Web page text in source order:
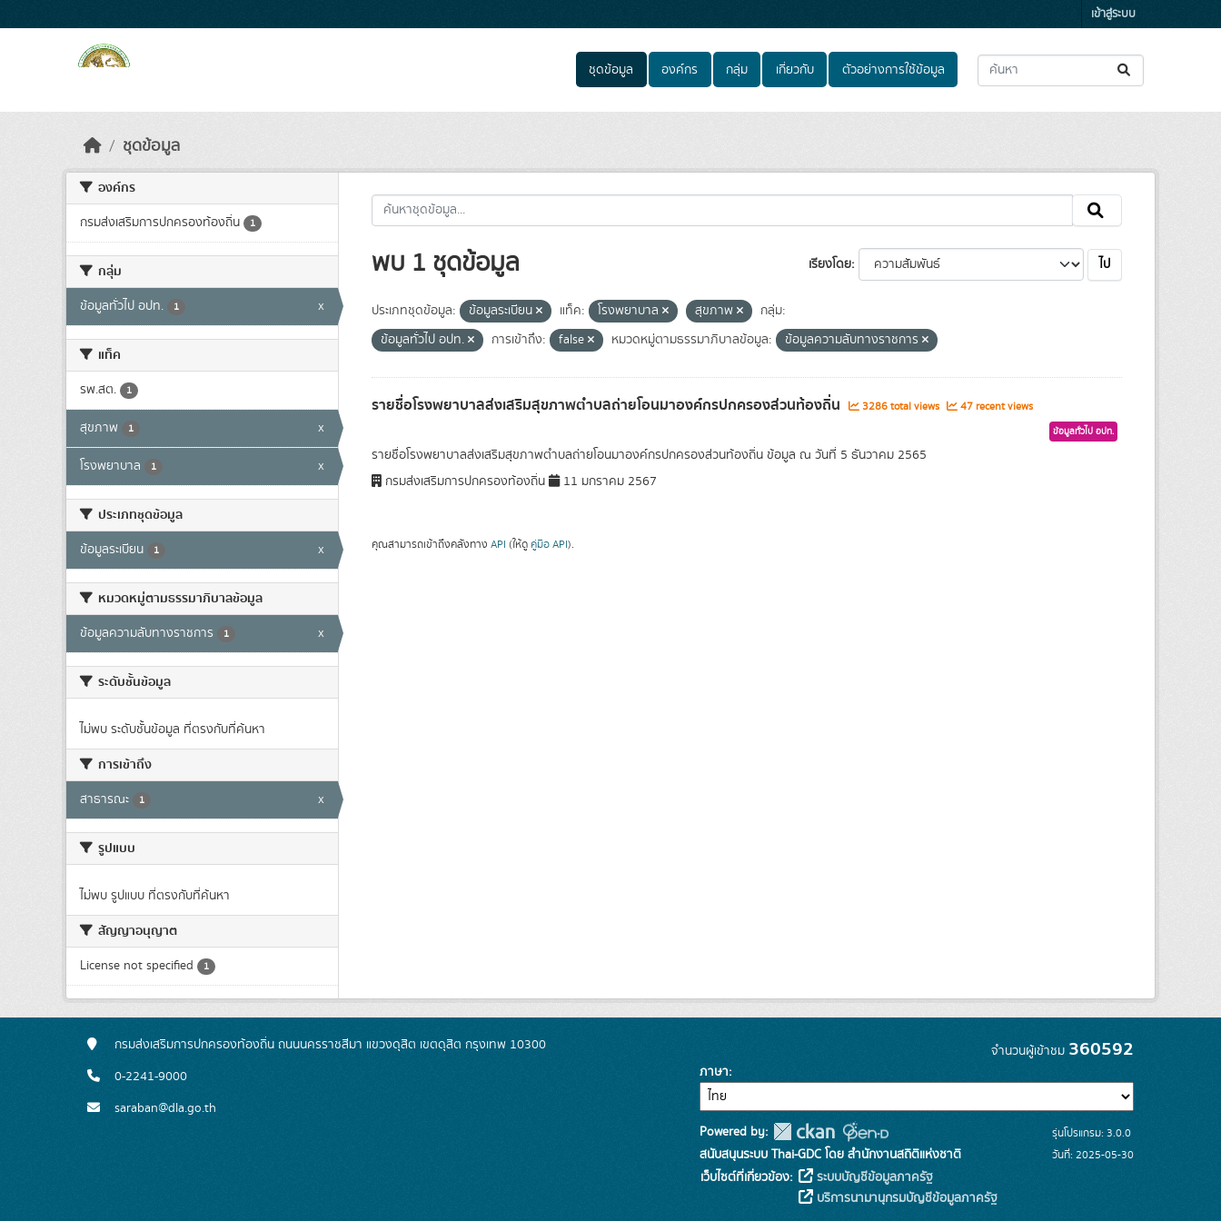
เข้าสู่ระบบ
ชุดข้อมูล องค์กร กลุ่ม เกี่ยวกับ ตัวอย่างการใช้ข้อมูล
ชุดข้อมูล
องค์กร
กรมส่งเสริมการปกครองท้องถิ่น 1
กลุ่ม
ข้อมูลทั่วไป อปท. 1 x
แท็ค
รพ.สต. 1
สุขภาพ 1 x
โรงพยาบาล 1 x
ประเภทชุดข้อมูล
ข้อมูลระเบียน 1 x
หมวดหมู่ตามธรรมาภิบาลข้อมูล
ข้อมูลความลับทางราชการ 1 x
ระดับชั้นข้อมูล
ไม่พบ ระดับชั้นข้อมูล ที่ตรงกับที่ค้นหา
การเข้าถึง
สาธารณะ 1 x
รูปแบบ
ไม่พบ รูปแบบ ที่ตรงกับที่ค้นหา
สัญญาอนุญาต
License not specified 1
เรียงโดย ไป
พบ 1 ชุดข้อมูล
ประเภทชุดข้อมูล: ข้อมูลระเบียน แท็ค: โรงพยาบาล สุขภาพ
กลุ่ม:
ข้อมูลทั่วไป อปท.
การเข้าถึง: false หมวดหมู่ตามธรรมาภิบาลข้อมูล: ข้อมูลความลับทางราชการ
รายชื่อโรงพยาบาลส่งเสริมสุขภาพตำบลถ่ายโอนมาองค์กรปกครองส่วนท้องถิ่น 3286 total views 47 recent views
ข้อมูลทั่วไป อปท.
รายชื่อโรงพยาบาลส่งเสริมสุขภาพตำบลถ่ายโอนมาองค์กรปกครองส่วนท้องถิ่น ข้อมูล ณ วันที่ 5 ธันวาคม 2565
กรมส่งเสริมการปกครองท้องถิ่น
11 มกราคม 2567
คุณสามารถเข้าถึงคลังทาง API (ให้ดู คู่มือ API).
กรมส่งเสริมการปกครองท้องถิ่น ถนนนครราชสีมา แขวงดุสิต เขตดุสิต กรุงเทพ 10300
0-2241-9000
saraban@dla.go.th
จำนวนผู้เข้าชม 360592
ภาษา
Powered by:
สนับสนุนระบบ Thai-GDC โดย สำนักงานสถิติแห่งชาติ
เว็บไซต์ที่เกี่ยวข้อง:
ระบบบัญชีข้อมูลภาครัฐ
บริการนามานุกรมบัญชีข้อมูลภาครัฐ
รุ่นโปรแกรม: 3.0.0
วันที่: 2025-05-30